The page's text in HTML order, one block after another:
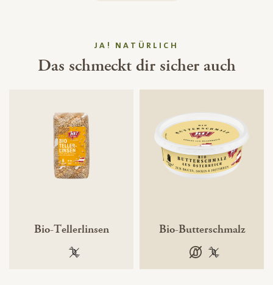
JA! NATÜRLICH
Das schmeckt dir sicher auch
Bio-Tellerlinsen
100 % gentechnikfrei
Bio-Butterschmalz
laktosefrei
100 %